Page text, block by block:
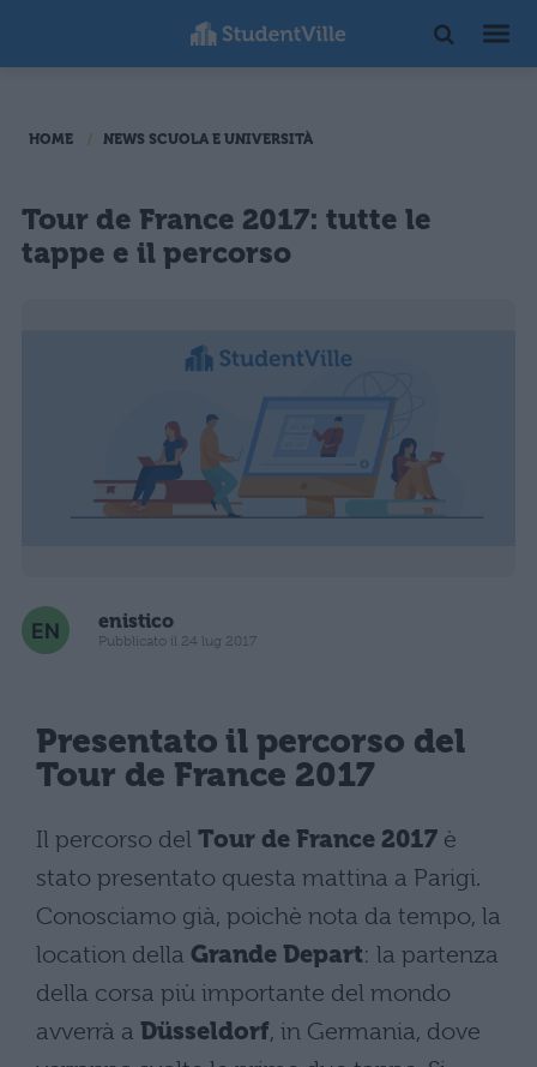
HOME NEWS SCUOLA E UNIVERSITÀ
Tour de France 2017: tutte le
tappe e il percorso
enistico
Pubblicato il 24 lug 2017
Presentato il percorso del
Tour de France 2017
Il percorso del Tour de France 2017 è
stato presentato questa mattina a Parigi.
Conosciamo già, poichè nota da tempo, la
location della Grande Depart: la partenza
della corsa più importante del mondo
avverrà a Düsseldorf, in Germania, dove